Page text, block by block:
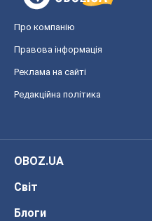
Про компанію
Правова інформація
Реклама на сайті
Редакційна політика
OBOZ.UA
Світ
Блоги